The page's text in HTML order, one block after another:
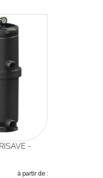
à partir de :